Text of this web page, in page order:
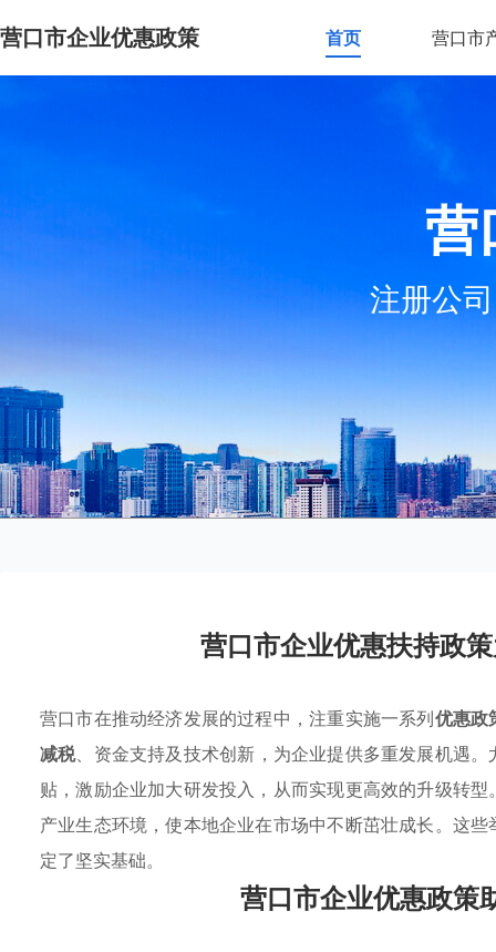
营口市企业优惠政策 首页 营口市
营
注册公
营口市企业优惠扶持政
营口市在推动经济发展的过程中，注重实施一系列优惠政
减税、资金支持及技术创新，为企业提供多重发展机遇
贴，激励企业加大研发投入，从而实现更高效的升级转
产业生态环境，使本地企业在市场中不断茁壮成长。这
定了坚实基础。
营口市企业优惠政策